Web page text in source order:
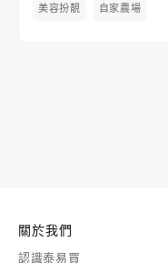
美容扮靚 自家農場
關於我們
認識泰易買